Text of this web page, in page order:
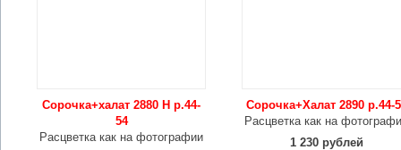
Сорочка+халат 2880 Н р.44-
54
Расцветка как на фотографии
Сорочка+Халат 2890 р.44-
Расцветка как на
1 230 рублей